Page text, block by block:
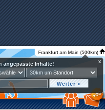
Frankfurt am Main (500km)
angepasste Inhalte! x